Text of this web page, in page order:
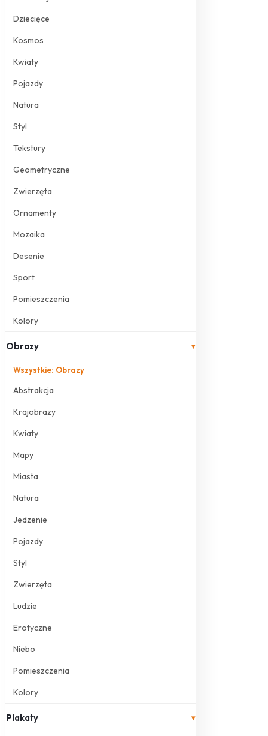
Dziecięce
Kosmos
Kwiaty
Pojazdy
Natura
Styl
Tekstury
Geometryczne
Zwierzęta
Ornamenty
Mozaika
Desenie
Sport
Pomieszczenia
Kolory
Obrazy ▾
Wszystkie: Obrazy
Abstrakcja
Krajobrazy
Kwiaty
Mapy
Miasta
Natura
Jedzenie
Pojazdy
Styl
Zwierzęta
Ludzie
Erotyczne
Niebo
Pomieszczenia
Kolory
Plakaty ▾